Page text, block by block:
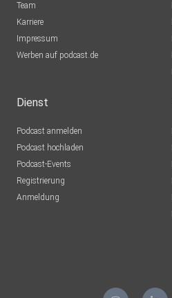
Team
Karriere
Impressum
Werben auf podcast.de
Dienst
Podcast anmelden
Podcast hochladen
Podcast-Events
Registrierung
Anmeldung